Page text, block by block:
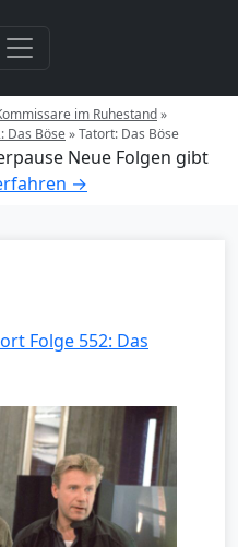
im Ruhestand»
Das Böse»Tatort: Das Böse
Neue Folgen gibt
→
Folge 552: Das